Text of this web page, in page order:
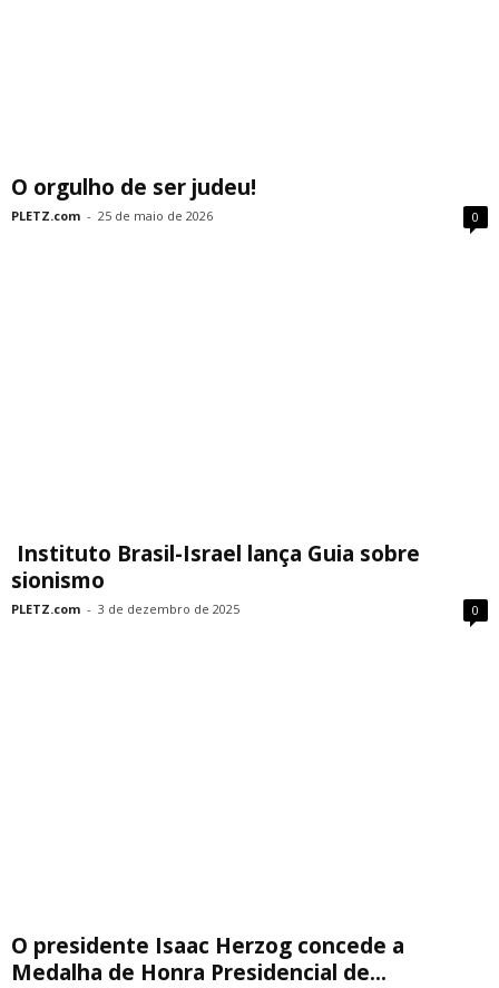
O orgulho de ser judeu!
PLETZ.com - 25 de maio de 2026 0
Instituto Brasil-Israel lança Guia sobre
sionismo
PLETZ.com - 3 de dezembro de 2025 0
O presidente Isaac Herzog concede a
Medalha de Honra Presidencial de...